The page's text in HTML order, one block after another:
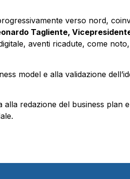
verso nord,
Tagliente,
aventi ricadute, come
model e alla validazione
redazione del business plan e